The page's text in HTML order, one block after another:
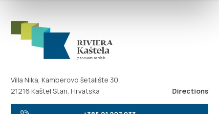
Villa Nika, Kamberovo šetalište 30
21216 Kaštel Stari, Hrvatska
Directions